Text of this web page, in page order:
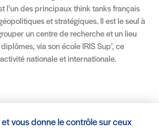
l’un des principaux think tanks français
et stratégiques. Il est le seul à
un centre de recherche et un lieu
via son école IRIS Sup’, ce
nationale et internationale.
Flux RSS
vous donne le contrôle sur ceux